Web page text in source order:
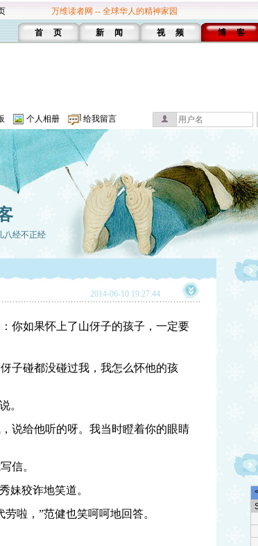
万维读者网 -- 全球华人的精神家园
首 页 新 闻 视 频 博 客
个人相册 给我留言
八经不正经
2014-06-10 19:27:44
你如果怀上了山伢子的孩子，一定要
子碰都没碰过我，我怎么怀他的孩
。
说给他听的呀。我当时瞪着你的眼睛
信。
妹狡诈地笑道。
啦，”范健也笑呵呵地回答。